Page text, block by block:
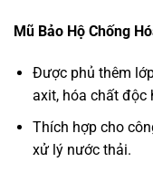
Mũ Bảo Hộ Chống
Được phủ thêm
axit, hóa chất độc
Thích hợp cho
xử lý nước thải.